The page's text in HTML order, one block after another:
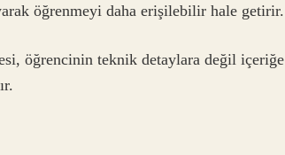
öğrenmeyi daha erişilebilir hale getirir.
öğrencinin teknik detaylara değil içeriğe